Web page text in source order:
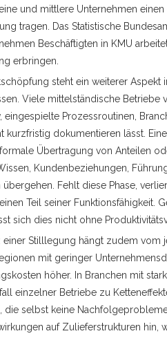
und mittlere Unternehmen
tragen. Das Statistische
Beschäftigten in KMU
erbringen.
steht ein weiterer Aspekt
Viele mittelständische Betriebe
Prozessroutinen,
kurzfristig dokumentieren lässt.
Übertragung von Anteilen
Kundenbeziehungen,
Fehlt diese Phase,
Teil seiner Funktionsfähigkeit.
sich dies nicht ohne
einer Stilllegung hängt zudem vom
mit geringer
höher. In Branchen mit
einzelner Betriebe zu
die selbst keine
auf Zulieferstrukturen hin,